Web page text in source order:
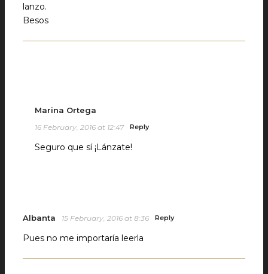
lanzo.
Besos
Marina Ortega
16 February, 2016 at 12:47 Reply
Seguro que sí ¡Lánzate!
Albanta 15 February, 2016 at 8:36 Reply
Pues no me importaría leerla